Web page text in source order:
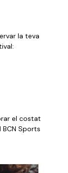
la teva
el costat
BCN Sports